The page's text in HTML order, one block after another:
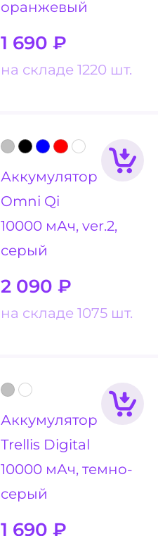
оранжевый
1 690 ₽
на складе 1220 шт.
Аккумулятор
Omni Qi
10000 мАч, ver.2,
серый
2 090 ₽
на складе 1075 шт.
Аккумулятор
Trellis Digital
10000 мАч, темно-
серый
1 690 ₽